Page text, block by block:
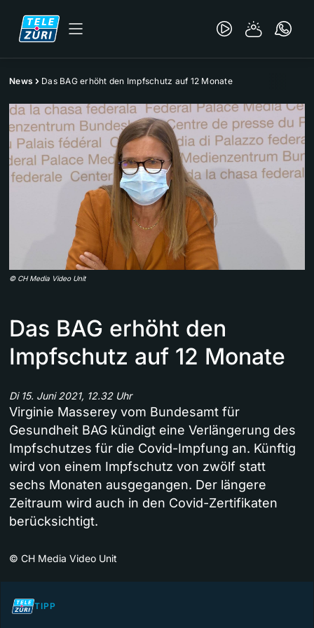
News Das BAG erhöht den Impfschutz auf 12 Monate
© CH Media Video Unit
Das BAG erhöht den
Impfschutz auf 12 Monate
Di 15. Juni 2021, 12.32 Uhr
Virginie Masserey vom Bundesamt für
Gesundheit BAG kündigt eine Verlängerung des
Impfschutzes für die Covid-Impfung an. Künftig
wird von einem Impfschutz von zwölf statt
sechs Monaten ausgegangen. Der längere
Zeitraum wird auch in den Covid-Zertifikaten
berücksichtigt.
© CH Media Video Unit
TIPP